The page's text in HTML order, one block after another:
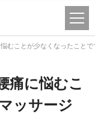
悩むことが少なくなったこと
痛に悩むこ
ッサージ